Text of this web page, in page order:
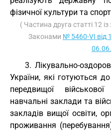
фізичної культури та
( Частина друга статті 12
Законами № 5460-VI від
3. Лікувально-
України, які готуються
передвищої
навчальні заклади та
закладів вищої освіти,
проживання